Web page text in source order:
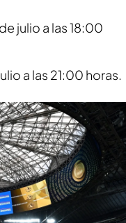
julio a las 18:00
a las 21:00 horas.